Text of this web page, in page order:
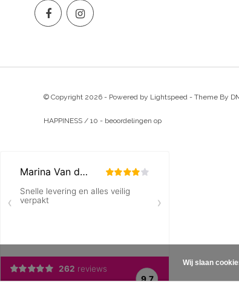
© Copyright 2026 - Powered by Lightspeed - Theme By
HAPPINESS / 10 - beoordelingen op
Wij slaan